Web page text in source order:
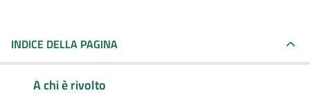
INDICE DELLA PAGINA
A chi è rivolto